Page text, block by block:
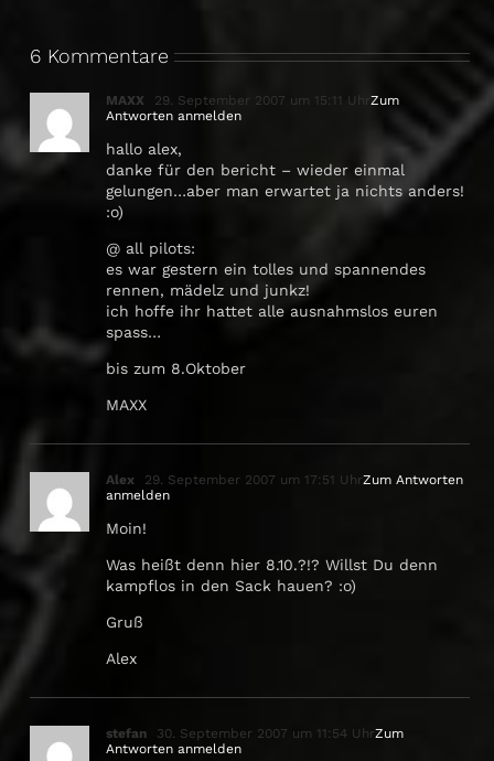
6 Kommentare
MAXX 29. September 2007 um 15:11 UhrZum
Antworten anmelden
hallo alex,
danke für den bericht – wieder einmal
gelungen…aber man erwartet ja nichts anders!
:o)
@ all pilots:
es war gestern ein tolles und spannendes
rennen, mädelz und junkz!
ich hoffe ihr hattet alle ausnahmslos euren
spass…
bis zum 8.Oktober
MAXX
Alex 29. September 2007 um 17:51 UhrZum Antworten
anmelden
Moin!
Was heißt denn hier 8.10.?!? Willst Du denn
kampflos in den Sack hauen? :o)
Gruß
Alex
stefan 30. September 2007 um 11:54 UhrZum
Antworten anmelden